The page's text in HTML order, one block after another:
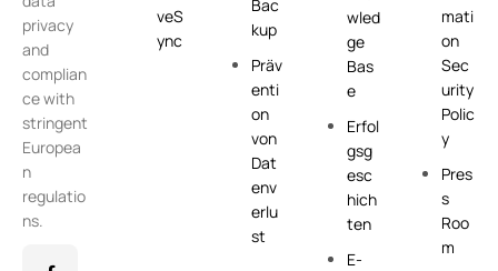
privacy
and
complian
ce with
stringent
Europea
n
regulatio
ns.
veS
ync
Bac
kup
Präv
enti
on
von
Dat
env
erlu
st
wled
ge
Bas
e
Erfol
gsg
esc
hich
ten
E-
mati
on
Sec
urity
Polic
y
Pres
s
Roo
m